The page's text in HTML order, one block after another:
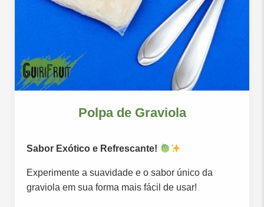
Polpa de Graviola
Sabor Exótico e Refrescante!
Experimente a suavidade e o sabor único da
graviola em sua forma mais fácil de usar!